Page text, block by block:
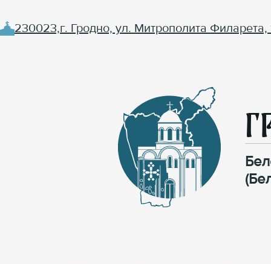
230023,г. Гродно, ул. Митрополита Филарета,